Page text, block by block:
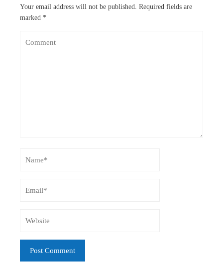
Your email address will not be published.
Required fields are
marked *